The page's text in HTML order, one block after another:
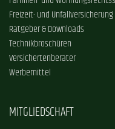
Freizeit- und Unfallversicherung
Ratgeber & Downloads
Technikbroschüren
Versichertenberater
Werbemittel
MITGLIEDSCHAFT